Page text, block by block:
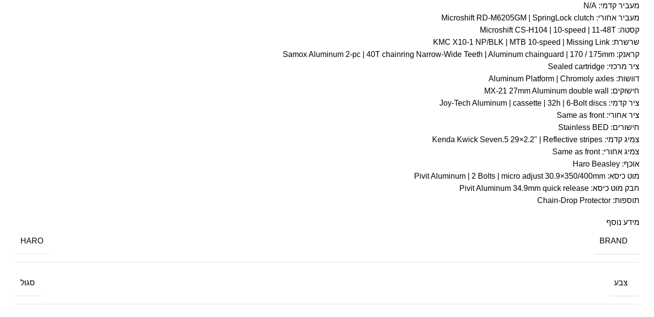
מעביר קדמי: N/A
מעביר אחורי: Microshift RD-M6205GM | SpringLock clutch
קסטה: Microshift CS-H104 | 10-speed | 11-48T
שרשרת: KMC X10-1 NP/BLK | MTB 10-speed | Missing Link
קראנק: Samox Aluminum 2-pc | 40T chainring Narrow-Wide Teeth | Aluminum chainguard | 170 / 175mm
ציר מרכזי: Sealed cartridge
דוושות: Aluminum Platform | Chromoly axles
חישוקים: MX-21 27mm Aluminum double wall
ציר קדמי: Joy-Tech Aluminum | cassette | 32h | 6-Bolt discs
ציר אחורי: Same as front
חישורים: Stainless BED
צמיג קדמי: Kenda Kwick Seven.5 29×2.2" | Reflective stripes
צמיג אחורי: Same as front
אוכף: Haro Beasley
מוט כיסא: Pivit Aluminum | 2 Bolts | micro adjust 30.9×350/400mm
חבק מוט כיסא: Pivit Aluminum 34.9mm quick release
תוספות: Chain-Drop Protector
מידע נוסף
BRAND
HARO
צבע סגול